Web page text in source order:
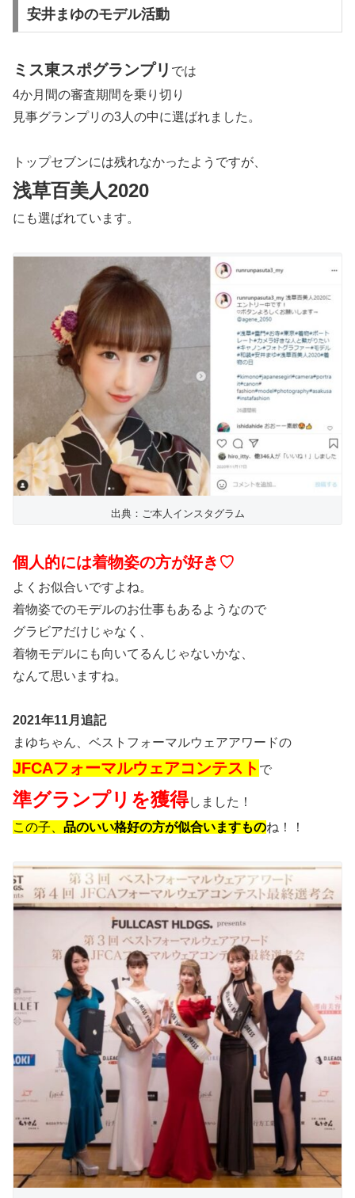
安井まゆのモデル活動
ミス東スポグランプリ では
4か月間の審査期間を乗り切り
見事グランプリの3人の中に選ばれました。
トップセブンには残れなかったようですが、
浅草百美人2020
にも選ばれています。
出典：ご本人インスタグラム
個人的には着物姿の方が好き♡
よくお似合いですよね。
着物姿でのモデルのお仕事もあるようなので
グラビアだけじゃなく、
着物モデルにも向いてるんじゃないかな、
なんて思いますね。
2021年11月追記
まゆちゃん、ベストフォーマルウェアアワードの
JFCAフォーマルウェアコンテスト で
準グランプリを獲得しました！
この子、 品のいい格好の方が似合いますものね！！